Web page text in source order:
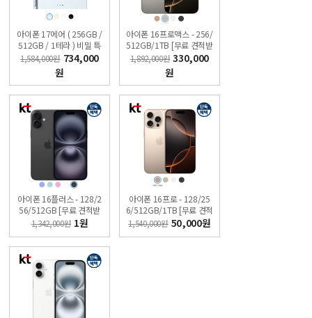
아이폰 17에어 ( 256GB /
512GB / 1테라 ) 비밀 특
가폰 KT직영점 싼올레폰
1,584,000원 734,000
원
아이폰 16프로맥스 - 256/
512GB/1TB [무료 견적받
기] 싼올레폰
1,892,000원 330,000
원
아이폰 16플러스 - 128/2
56/512GB [무료 견적받
기] 싼올레폰
1,342,000원 1원
아이폰 16프로 - 128/25
6/512GB/1TB [무료 견적
받기] 싼올레폰
1,540,000원 50,000원